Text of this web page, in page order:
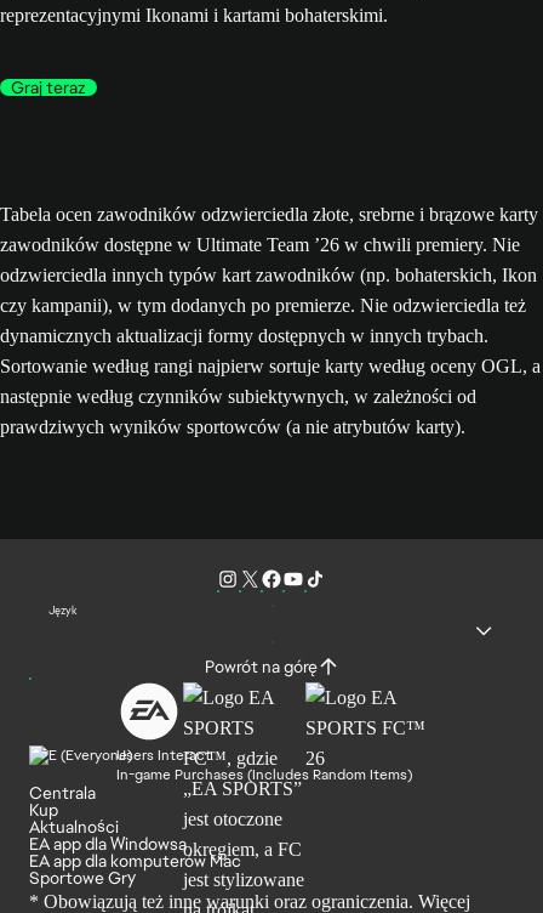
reprezentacyjnymi Ikonami i kartami bohaterskimi.
Graj teraz
Tabela ocen zawodników odzwierciedla złote, srebrne i brązowe karty
zawodników dostępne w Ultimate Team ’26 w chwili premiery. Nie
odzwierciedla innych typów kart zawodników (np. bohaterskich, Ikon
czy kampanii), w tym dodanych po premierze. Nie odzwierciedla też
dynamicznych aktualizacji formy dostępnych w innych trybach.
Sortowanie według rangi najpierw sortuje karty według oceny OGL, a
następnie według czynników subiektywnych, w zależności od
prawdziwych wyników sportowców (a nie atrybutów karty).
Język
Powrót na górę
Users Interact
In-game Purchases (Includes Random Items)
Centrala
Kup
Aktualności
EA app dla Windowsa
EA app dla komputerów Mac
Sportowe Gry
* Obowiązują też inne warunki oraz ograniczenia. Więcej